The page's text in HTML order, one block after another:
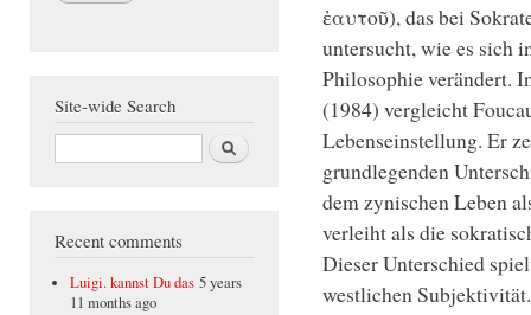
Site-wide Search
Search
Recent comments
Luigi. kannst Du das 5 years
11 months ago
ἑαυτοῦ), das bei
untersucht, wie es sich
Philosophie verändert.
(1984) vergleicht
Lebenseinstellung. Er
grundlegenden
dem zynischen Leben
verleiht als die
Dieser Unterschied
westlichen Subjektivität.